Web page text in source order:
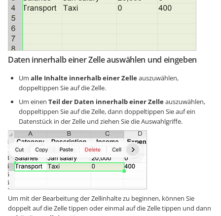
Daten innerhalb einer Zelle auswählen und eingeben
Um alle Inhalte innerhalb einer Zelleauszuwählen,
doppeltippen Sie auf die Zelle.
Um einen Teil der Daten innerhalb einer Zelleauszuwählen,
doppeltippen Sie auf die Zelle, dann doppeltippen Sie auf ein
Datenstück in der Zelle und ziehen Sie die Auswahlgriffe.
Um mit der Bearbeitung der Zellinhalte zu beginnen, können Sie
doppelt auf die Zelle tippen oder einmal auf die Zelle tippen und dann